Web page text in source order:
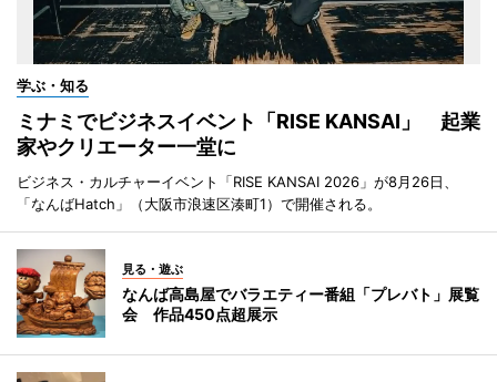
学ぶ・知る
ミナミでビジネスイベント「RISE KANSAI」 起業
家やクリエーター一堂に
ビジネス・カルチャーイベント「RISE KANSAI 2026」が8月26日、
「なんばHatch」（大阪市浪速区湊町1）で開催される。
見る・遊ぶ
なんば高島屋でバラエティー番組「プレバト」展覧
会 作品450点超展示